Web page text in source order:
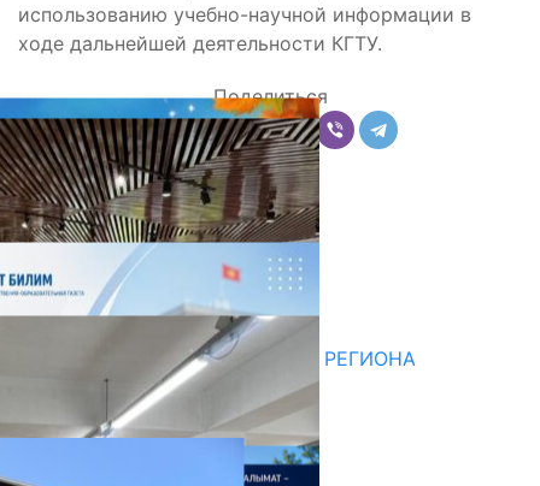
использованию учебно-научной информации в
ходе дальнейшей деятельности КГТУ.
Поделиться
Комментарии
Последние новости
НЕДЕЛЯ В ОБЗОРЕ
07.08.2026
ДЛЯ МЕТОДИСТОВ ЮЖНОГО РЕГИОНА
НАЧАЛОСЬ ОБУЧЕНИЕ
05.08.2026